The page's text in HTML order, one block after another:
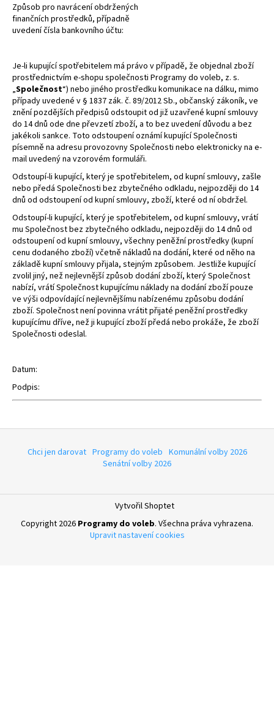
Způsob pro navrácení obdržených
finančních prostředků, případně
uvedení čísla bankovního účtu:
Je-li kupující spotřebitelem má právo v případě, že objednal zboží
prostřednictvím e-shopu společnosti Programy do voleb, z. s.
„Společnost“) nebo jiného prostředku komunikace na dálku, mimo
případy uvedené v § 1837 zák. č. 89/2012 Sb., občanský zákoník, ve
znění pozdějších předpisů odstoupit od již uzavřené kupní smlouvy
do 14 dnů ode dne převzetí zboží, a to bez uvedení důvodu a bez
jakékoli sankce. Toto odstoupení oznámí kupující Společnosti
písemně na adresu provozovny Společnosti nebo elektronicky na e-
mail uvedený na vzorovém formuláři.
Odstoupí-li kupující, který je spotřebitelem, od kupní smlouvy, zašle
nebo předá Společnosti bez zbytečného odkladu, nejpozději do 14
dnů od odstoupení od kupní smlouvy, zboží, které od ní obdržel.
Odstoupí-li kupující, který je spotřebitelem, od kupní smlouvy, vrátí
mu Společnost bez zbytečného odkladu, nejpozději do 14 dnů od
odstoupení od kupní smlouvy, všechny peněžní prostředky (kupní
cenu dodaného zboží) včetně nákladů na dodání, které od něho na
základě kupní smlouvy přijala, stejným způsobem. Jestliže kupující
zvolil jiný, než nejlevnější způsob dodání zboží, který Společnost
nabízí, vrátí Společnost kupujícímu náklady na dodání zboží pouze
ve výši odpovídající nejlevnějšímu nabízenému způsobu dodání
zboží. Společnost není povinna vrátit přijaté peněžní prostředky
kupujícímu dříve, než ji kupující zboží předá nebo prokáže, že zboží
Společnosti odeslal.
Datum:
Podpis:
Z
t
Chci jen darovat Programy do voleb Komunální volby 2026
Senátní volby 2026
Vytvořil Shoptet
Copyright 2026 Programy do voleb. Všechna práva vyhrazena.
Upravit nastavení cookies